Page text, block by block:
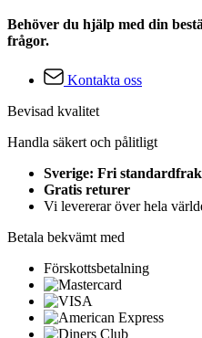
Behöver du hjälp med din
frågor.
Kontakta oss
Bevisad kvalitet
Handla säkert och pålitligt
Sverige: Fri
Gratis returer
Vi levererar över hela
Betala bekvämt med
Förskottsbetalning